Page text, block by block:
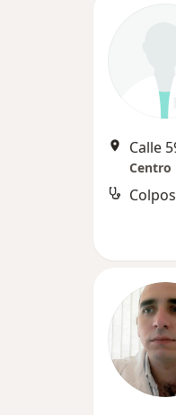
Calle
Centro